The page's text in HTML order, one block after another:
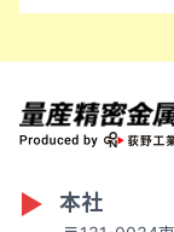
本社